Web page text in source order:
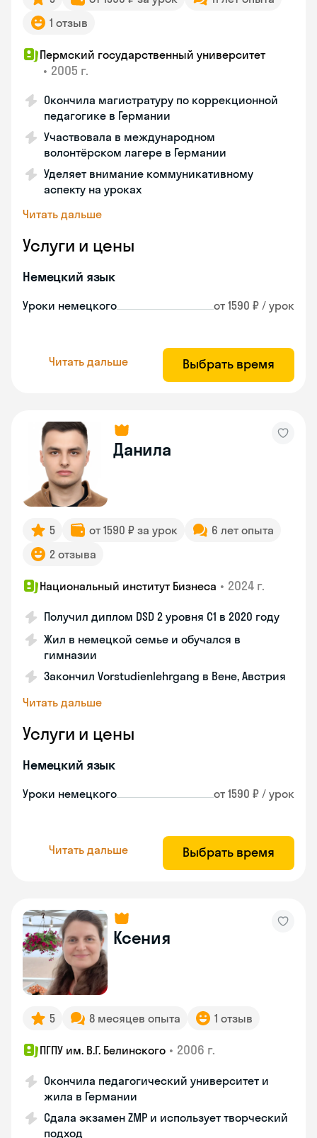
1 отзыв
Пермский государственный университет
• 2005 г.
Окончила магистратуру по коррекционной
педагогике в Германии
Участвовала в международном
волонтёрском лагере в Германии
Уделяет внимание коммуникативному
аспекту на уроках
Читать дальше
Услуги и цены
Немецкий язык
Уроки немецкого от 1590 ₽ / урок
Читать дальше Выбрать время
Данила
5 от 1590 ₽ за урок
6 лет опыта
2 отзыва
Национальный институт Бизнеса • 2024 г.
Получил диплом DSD 2 уровня С1 в 2020 году
Жил в немецкой семье и обучался в
гимназии
Закончил Vorstudienlehrgang в Вене, Австрия
Читать дальше
Услуги и цены
Немецкий язык
Уроки немецкого от 1590 ₽ / урок
Читать дальше Выбрать время
Ксения
5 8 месяцев опыта 1 отзыв
ПГПУ им. В.Г. Белинского • 2006 г.
Окончила педагогический университет и
жила в Германии
Сдала экзамен ZMP и использует творческий
подход